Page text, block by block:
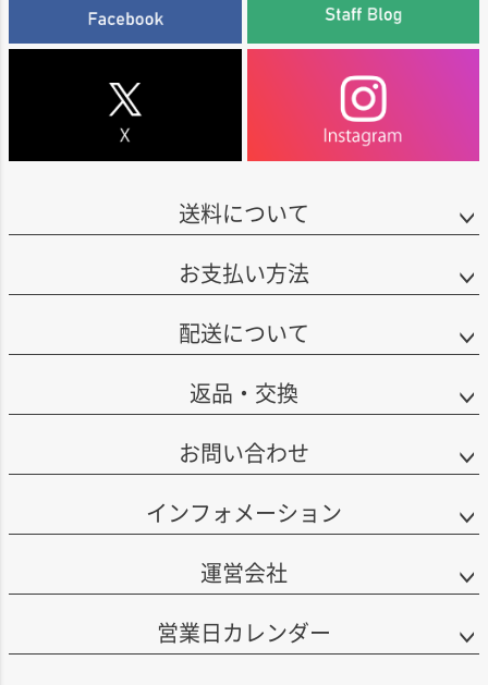
量のカベルネ・ソーヴィニヨンがブレンドされています。
アルコール度数は例年通り14.5％、pHは3.86、酸度は4.8gです。ワイナリー
では、このブレンドにより熟成したワインを用いようとしており、2011年と
2012年は前回と同じ構成で、2014年は2013年より優れたヴィンテージとさ
これは、ベガ・シシリアらしさを追求するためのブレンドであり、複雑さを
れ、上品。タンニンはきめ細かく、非常に美しい仕上がりです。
「時を味方につける、スペインワインの頂点。」
ゥエロに拠点を置く、スペインワインの頂点ともいえる名門ワイナリーで
その名声は、希少性や格式だけによるものではありません。ドゥエロ川のほ
とりに広がる特別な土地、厳しい気候、長い時間をかけた熟成、そして自然
を魅了する独自のスタイルを築いてきました。
に左右されることなく、土地とブドウの声に耳を傾け、最高の状態になるま
で待つという哲学が、ワイン造りの中心にあります。
送料について
お支払い方法
配送について
返品・交換
お問い合わせ
インフォメーション
運営会社
営業日カレンダー